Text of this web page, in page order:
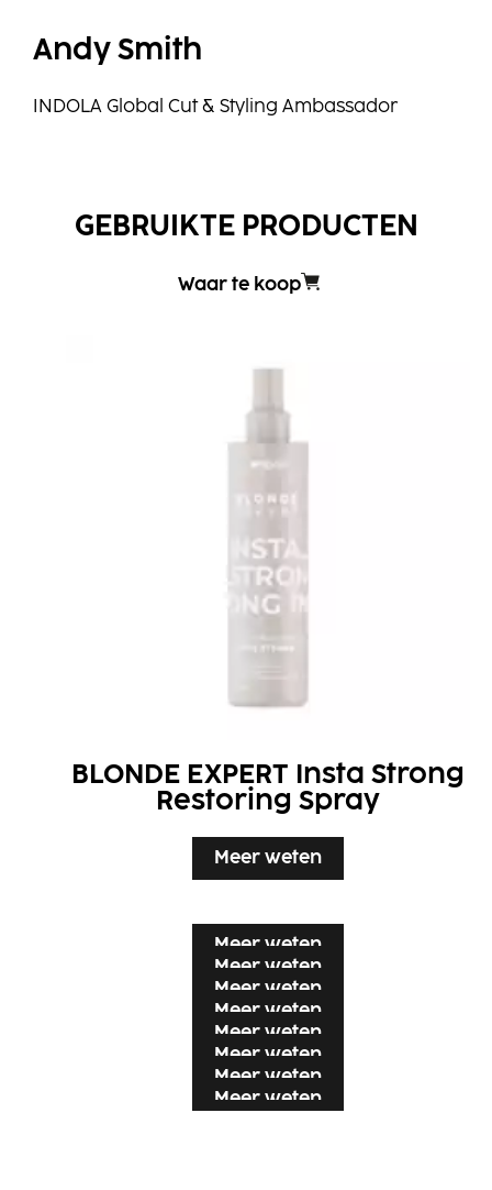
Andy Smith
INDOLA Global Cut & Styling Ambassador
GEBRUIKTE PRODUCTEN
Waar te koop
BLONDE EXPERT Insta Strong
Restoring Spray
Meer weten
Meer weten
Meer weten
Meer weten
Meer weten
Meer weten
Meer weten
Meer weten
Meer weten